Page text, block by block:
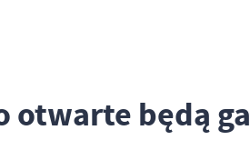
otwarte będą